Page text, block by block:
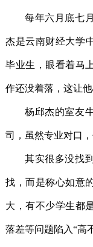
每年六月底七
杰是云南财经大学
毕业生，眼看着马
作还没着落，这让他
杨邱杰的室友
司，虽然专业对口
其实很多没找
找，而是称心如意
大，有不少学生都
落差等问题陷入“高